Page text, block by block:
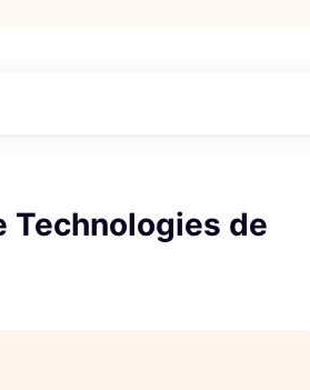
Technologies de